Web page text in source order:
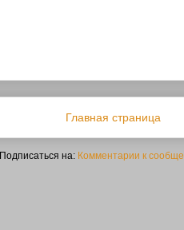
Главная страница
Подписаться на: Комментарии к